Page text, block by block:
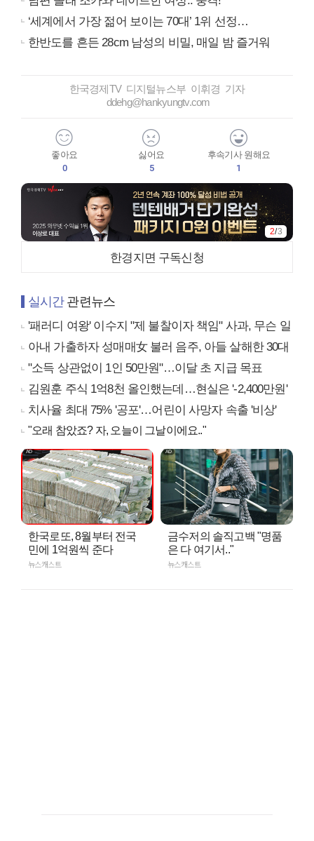
‘세계에서 가장 젊어 보이는 70대’ 1위 선정…
한반도를 흔든 28cm 남성의 비밀, 매일 밤 즐거워
한국경제TV 디지털뉴스부 이휘경 기자
ddehg@hankyungtv.com
좋아요
0
싫어요
5
후속기사 원해요
1
3/3
한경지면 구독신청
실시간관련뉴스
'패러디 여왕' 이수지 "제 불찰이자 책임" 사과, 무슨 일
아내 가출하자 성매매女 불러 음주, 아들 살해한 30대
"소득 상관없이 1인 50만원"…이달 초 지급 목표
김원훈 주식 1억8천 올인했는데…현실은 '-2,400만원'
치사율 최대 75% '공포'…어린이 사망자 속출 '비상'
"오래 참았죠? 자, 오늘이 그날이에요.."
한국로또, 8월부터 전국
민에 1억원씩 준다
뉴스캐스트
금수저의 솔직고백 "명품
은 다 여기서.."
뉴스캐스트